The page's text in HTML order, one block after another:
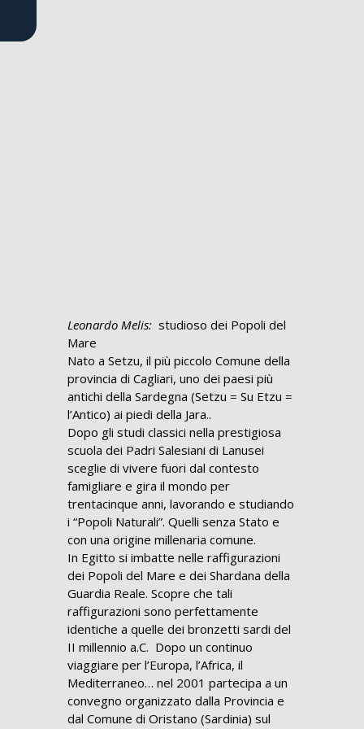
Leonardo Melis: studioso dei Popoli del
Mare
Nato a Setzu, il più piccolo Comune della
provincia di Cagliari, uno dei paesi più
antichi della Sardegna (Setzu = Su Etzu =
l’Antico) ai piedi della Jara..
Dopo gli studi classici nella prestigiosa
scuola dei Padri Salesiani di Lanusei
sceglie di vivere fuori dal contesto
famigliare e gira il mondo per
trentacinque anni, lavorando e studiando
i “Popoli Naturali”. Quelli senza Stato e
con una origine millenaria comune.
In Egitto si imbatte nelle raffigurazioni
dei Popoli del Mare e dei Shardana della
Guardia Reale. Scopre che tali
raffigurazioni sono perfettamente
identiche a quelle dei bronzetti sardi del
II millennio a.C. Dopo un continuo
viaggiare per l’Europa, l’Africa, il
Mediterraneo… nel 2001 partecipa a un
convegno organizzato dalla Provincia e
dal Comune di Oristano (Sardinia) sul